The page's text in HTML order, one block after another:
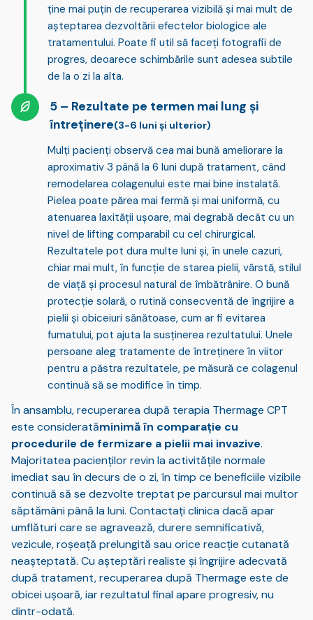
ține mai puțin de recuperarea vizibilă și mai mult de
așteptarea dezvoltării efectelor biologice ale
tratamentului. Poate fi util să faceți fotografii de
progres, deoarece schimbările sunt adesea subtile
de la o zi la alta.
Rezultate pe termen mai lung și
întreținere(3-6 luni și ulterior)
Mulți pacienți observă cea mai bună ameliorare la
aproximativ 3 până la 6 luni după tratament, când
remodelarea colagenului este mai bine instalată.
Pielea poate părea mai fermă și mai uniformă, cu
atenuarea laxității ușoare, mai degrabă decât cu un
nivel de lifting comparabil cu cel chirurgical.
Rezultatele pot dura multe luni și, în unele cazuri,
chiar mai mult, în funcție de starea pielii, vârstă, stilul
de viață și procesul natural de îmbătrânire. O bună
protecție solară, o rutină consecventă de îngrijire a
pielii și obiceiuri sănătoase, cum ar fi evitarea
fumatului, pot ajuta la susținerea rezultatului. Unele
persoane aleg tratamente de întreținere în viitor
pentru a păstra rezultatele, pe măsură ce colagenul
continuă să se modifice în timp.
În ansamblu, recuperarea după terapia Thermage CPT
este consideratăminimă în comparație cu
procedurile de fermizare a pielii mai invazive.
Majoritatea pacienților revin la activitățile normale
imediat sau în decurs de o zi, în timp ce beneficiile vizibile
continuă să se dezvolte treptat pe parcursul mai multor
săptămâni până la luni. Contactați clinica dacă apar
umflături care se agravează, durere semnificativă,
vezicule, roșeață prelungită sau orice reacție cutanată
neașteptată. Cu așteptări realiste și îngrijire adecvată
după tratament, recuperarea după Thermage este de
obicei ușoară, iar rezultatul final apare progresiv, nu
dintr-odată.